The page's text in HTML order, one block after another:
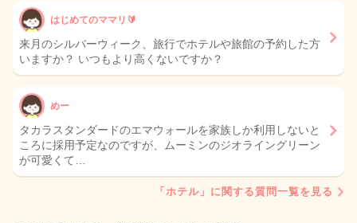
はじめてのママリ🔰
来月のシルバーウィーク、旅行でホテルや旅館の予約した方
いますか？ いつもより高くないですか？
めー
タカラスタンダードのエマウォールを家族しか利用しないと
ころに採用予定なのですが、ムーミンのジオライングリーン
が可愛くて…
「ホテル」に関する質問一覧を見る